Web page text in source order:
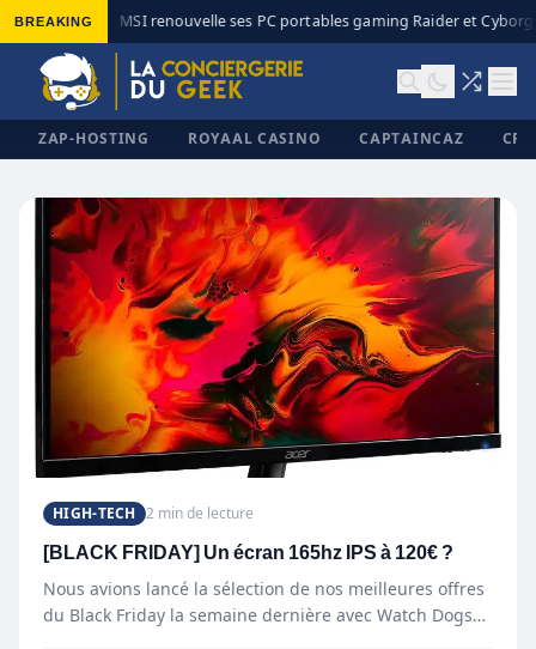
BREAKING MSI renouvelle ses PC portables gaming Raider et Cyborg
ZAP-HOSTING ROYAAL CASINO CAPTAINCAZ
HIGH-TECH 2 min de lecture
[BLACK FRIDAY] Un écran 165hz IPS à 120€ ?
Nous avions lancé la sélection de nos meilleures offres
du Black Friday la semaine dernière avec Watch Dogs…